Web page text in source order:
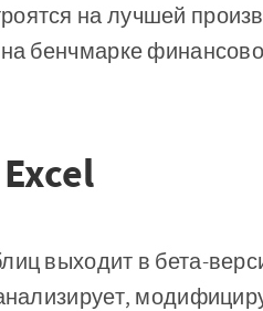
на лучшей
бенчмарке
выходит в бета-